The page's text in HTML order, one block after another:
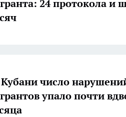
24 протокола и
число
упало почти